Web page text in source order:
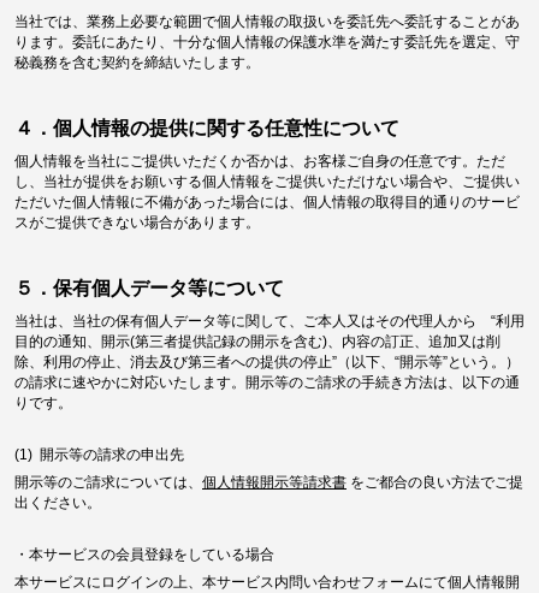
当社では、業務上必要な範囲で個人情報の取扱いを委託先へ委託することがあ
ります。委託にあたり、十分な個人情報の保護水準を満たす委託先を選定、守
秘義務を含む契約を締結いたします。
４．個人情報の提供に関する任意性について
個人情報を当社にご提供いただくか否かは、お客様ご自身の任意です。ただ
し、当社が提供をお願いする個人情報をご提供いただけない場合や、ご提供い
ただいた個人情報に不備があった場合には、個人情報の取得目的通りのサービ
スがご提供できない場合があります。
５．保有個人データ等について
当社は、当社の保有個人データ等に関して、ご本人又はその代理人から “利用
目的の通知、開示(第三者提供記録の開示を含む)、内容の訂正、追加又は削
除、利用の停止、消去及び第三者への提供の停止”（以下、“開示等”という。）
の請求に速やかに対応いたします。開示等のご請求の手続き方法は、以下の通
りです。
(1) 開示等の請求の申出先
開示等のご請求については、 個人情報開示等請求書 をご都合の良い方法でご提
出ください。
・本サービスの会員登録をしている場合
本サービスにログインの上、本サービス内問い合わせフォームにて個人情報開